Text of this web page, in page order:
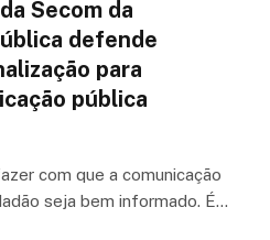
Secom da
defende
para
pública
com que a comunicação
seja bem informado. É…